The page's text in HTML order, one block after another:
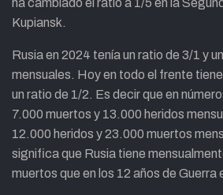
Kupiansk.
Rusia en 2024 tenía un ratio de 3/1 y
mensuales. Hoy en todo el frente
un ratio de 1/2. Es decir que en
7.000 muertos y 13.000 heridos
12.000 heridos y 23.000 muertos
significa que Rusia tiene
muertos que en los 12 años de Guerra